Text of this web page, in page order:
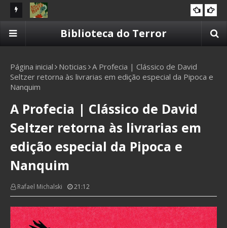
Biblioteca do Terror
Página inicial Noticias A Profecia | Clássico de David
Seltzer retorna às livrarias em edição especial da Pipoca e
Nanquim
A Profecia | Clássico de David
Seltzer retorna às livrarias em
edição especial da Pipoca e
Nanquim
Rafael Michalski 21:12